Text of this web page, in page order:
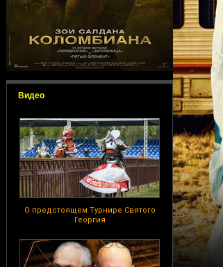
Видео
О предстоящем Турнире Святого
Георгия